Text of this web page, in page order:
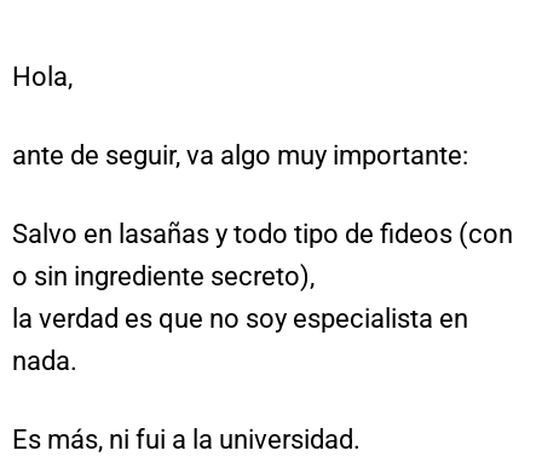
Hola,
ante de seguir, va algo muy importante:
Salvo en lasañas y todo tipo de fideos (con
o sin ingrediente secreto),
la verdad es que no soy especialista en
nada.
Es más, ni fui a la universidad.